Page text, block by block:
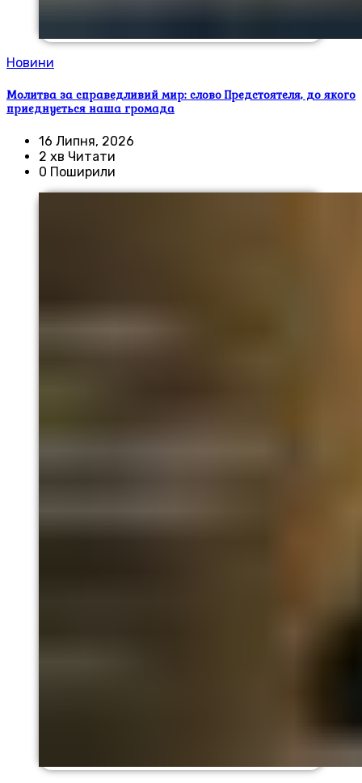
Новини
Молитва за справедливий мир: слово Предстоятеля, до якого
приєднується наша громада
16 Липня, 2026
2 хв Читати
0 Поширили